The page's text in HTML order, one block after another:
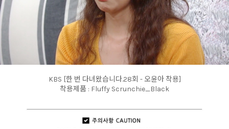
KBS [한 번 다녀왔습니다.28회 - 오윤아 착용]
착용제품 : Fluffy Scrunchie_Black